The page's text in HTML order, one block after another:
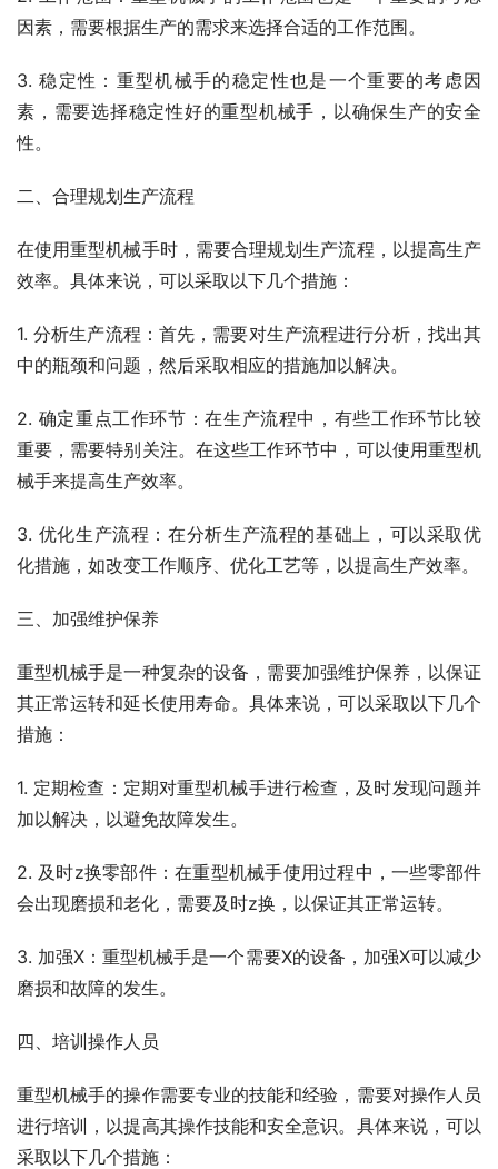
因素，需要根据生产的需求来选择合适的工作范围。
3. 稳定性：重型机械手的稳定性也是一个重要的考虑因
素，需要选择稳定性好的重型机械手，以确保生产的安全
性。
二、合理规划生产流程
在使用重型机械手时，需要合理规划生产流程，以提高生产
效率。具体来说，可以采取以下几个措施：
1. 分析生产流程：首先，需要对生产流程进行分析，找出其
中的瓶颈和问题，然后采取相应的措施加以解决。
2. 确定重点工作环节：在生产流程中，有些工作环节比较
重要，需要特别关注。在这些工作环节中，可以使用重型机
械手来提高生产效率。
3. 优化生产流程：在分析生产流程的基础上，可以采取优
化措施，如改变工作顺序、优化工艺等，以提高生产效率。
三、加强维护保养
重型机械手是一种复杂的设备，需要加强维护保养，以保证
其正常运转和延长使用寿命。具体来说，可以采取以下几个
措施：
1. 定期检查：定期对重型机械手进行检查，及时发现问题并
加以解决，以避免故障发生。
2. 及时z换零部件：在重型机械手使用过程中，一些零部件
会出现磨损和老化，需要及时z换，以保证其正常运转。
3. 加强X：重型机械手是一个需要X的设备，加强X可以减少
磨损和故障的发生。
四、培训操作人员
重型机械手的操作需要专业的技能和经验，需要对操作人员
进行培训，以提高其操作技能和安全意识。具体来说，可以
采取以下几个措施：